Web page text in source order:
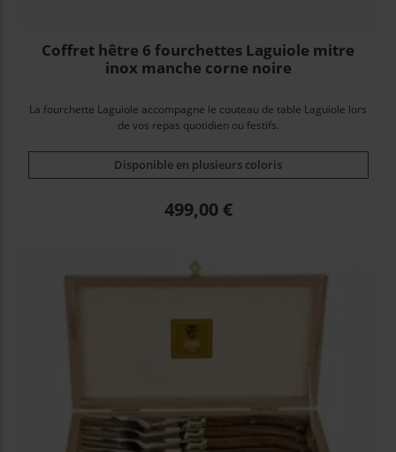
Coffret hêtre 6 fourchettes Laguiole mitre
inox manche corne noire
La fourchette Laguiole accompagne le couteau de table Laguiole lors
de vos repas quotidien ou festifs.
Disponible en plusieurs coloris
Prix
499,00 €